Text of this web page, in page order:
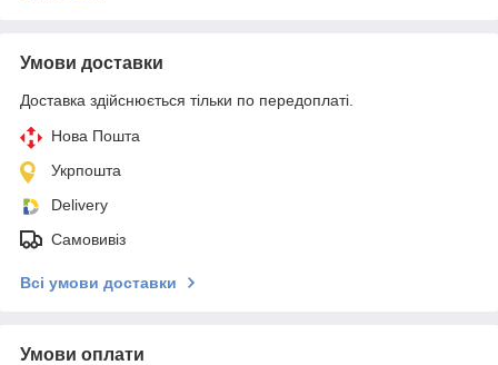
Умови доставки
Доставка здійснюється тільки по передоплаті.
Нова Пошта
Укрпошта
Delivery
Самовивіз
Всі умови доставки
Умови оплати